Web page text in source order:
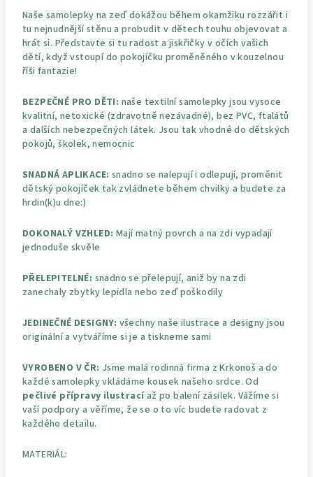
Naše samolepky na zeď dokážou během okamžiku rozzářit i
tu nejnudnější stěnu a probudit v dětech touhu objevovat a
hrát si. Představte si tu radost a jiskřičky v očích vašich
dětí, když vstoupí do pokojíčku proměněného v kouzelnou
říši fantazie!
BEZPEČNÉ PRO DĚTI: naše textilní samolepky jsou vysoce
kvalitní, netoxické (zdravotně nezávadné), bez PVC, ftalátů
a dalších nebezpečných látek. Jsou tak vhodné do dětských
pokojů, školek, nemocnic
SNADNÁ APLIKACE: snadno se nalepují i odlepují, proměnit
dětský pokojíček tak zvládnete během chvilky a budete za
hrdin(k)u dne:)
DOKONALÝ VZHLED: Mají matný povrch a na zdi vypadají
jednoduše skvěle
PŘELEPITELNÉ: snadno se přelepují, aniž by na zdi
zanechaly zbytky lepidla nebo zeď poškodily
JEDINEČNÉ DESIGNY: všechny naše ilustrace a designy jsou
originální a vytváříme si je a tiskneme sami
VYROBENO V ČR: Jsme malá rodinná firma z Krkonoš a do
každé samolepky vkládáme kousek našeho srdce. Od
pečlivé přípravy ilustracíaž po balení zásilek. Vážíme si
vaší podpory a věříme, že se o to víc budete radovat z
každého detailu.
MATERIÁL: